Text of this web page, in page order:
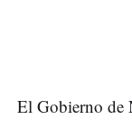
El Gobierno de